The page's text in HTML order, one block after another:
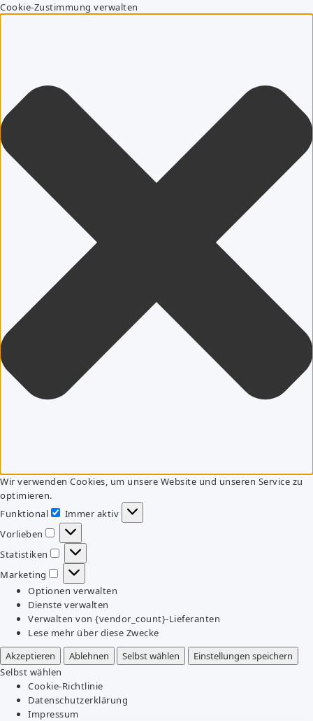
Cookie-Zustimmung verwalten
Wir verwenden Cookies, um unsere Website und unseren Service zu
optimieren.
Funktional
Funktional
Immer aktiv
Vorlieben
Vorlieben
Statistiken
Statistiken
Marketing
Marketing
Optionen verwalten
Dienste verwalten
Verwalten von {vendor_count}-Lieferanten
Lese mehr über diese Zwecke
Akzeptieren
Ablehnen Selbst wählen
Einstellungen speichern
Selbst wählen
Cookie-Richtlinie
Datenschutzerklärung
Impressum